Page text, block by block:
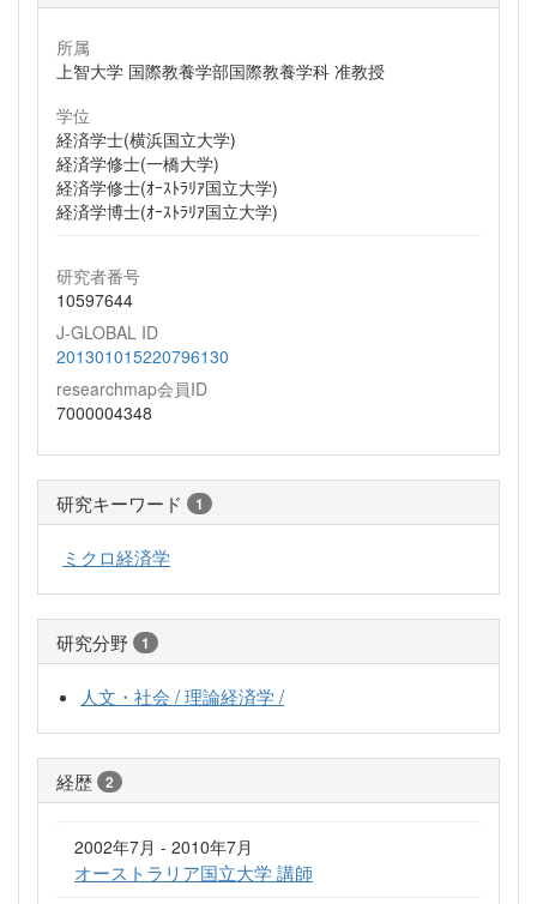
所属
上智大学 国際教養学部国際教養学科 准教授
学位
経済学士(横浜国立大学)
経済学修士(一橋大学)
経済学修士(ｵｰｽﾄﾗﾘｱ国立大学)
経済学博士(ｵｰｽﾄﾗﾘｱ国立大学)
研究者番号
10597644
J-GLOBAL ID
201301015220796130
researchmap会員ID
7000004348
研究キーワード 1
ミクロ経済学
研究分野 1
人文・社会 / 理論経済学 /
経歴 2
2002年7月 - 2010年7月
オーストラリア国立大学 講師